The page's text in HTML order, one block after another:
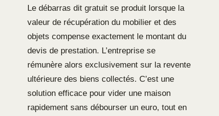
Le débarras dit gratuit se produit lorsque la
valeur de récupération du mobilier et des
objets compense exactement le montant du
devis de prestation. L’entreprise se
rémunère alors exclusivement sur la revente
ultérieure des biens collectés. C’est une
solution efficace pour vider une maison
rapidement sans débourser un euro, tout en